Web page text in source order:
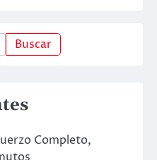
Completo,